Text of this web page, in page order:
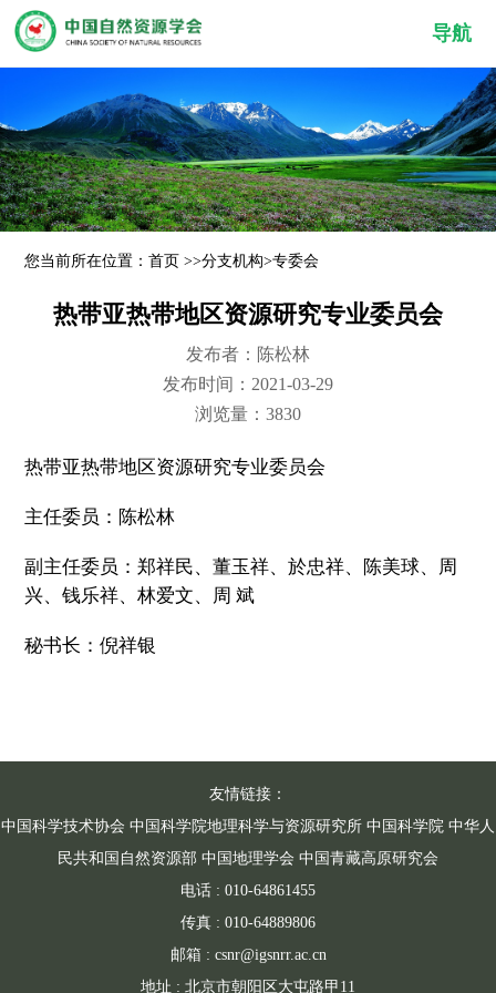
导航
您当前所在位置：首页 >>分支机构>专委会
热带亚热带地区资源研究专业委员会
发布者：陈松林
发布时间：2021-03-29
浏览量：3830
热带亚热带地区资源研究专业委员会
主任委员：陈松林
副主任委员：郑祥民、董玉祥、於忠祥、陈美球、周
兴、钱乐祥、林爱文、周 斌
秘书长：倪祥银
友情链接：
中国科学技术协会 中国科学院地理科学与资源研究所 中国科学院 中华人
民共和国自然资源部 中国地理学会 中国青藏高原研究会
电话 : 010-64861455
传真 : 010-64889806
邮箱 : csnr@igsnrr.ac.cn
地址 : 北京市朝阳区大屯路甲11